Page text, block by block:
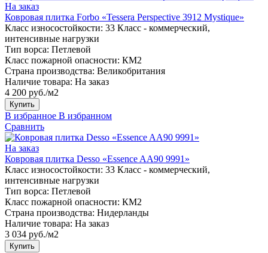
На заказ
Ковровая плитка Forbo «Tessera Perspective 3912 Mystique»
Класс износостойкости: 33 Класс - коммерческий,
интенсивные нагрузки
Тип ворса: Петлевой
Класс пожарной опасности: КМ2
Страна производства: Великобритания
Наличие товара: На заказ
4 200 руб./м2
Купить
В избранное В избранном
Сравнить
На заказ
Ковровая плитка Desso «Essence AA90 9991»
Класс износостойкости: 33 Класс - коммерческий,
интенсивные нагрузки
Тип ворса: Петлевой
Класс пожарной опасности: КМ2
Страна производства: Нидерланды
Наличие товара: На заказ
3 034 руб./м2
Купить